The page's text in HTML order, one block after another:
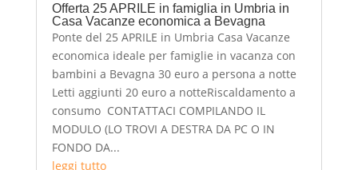
Offerta 25 APRILE in famiglia in Umbria in
Casa Vacanze economica a Bevagna
Ponte del 25 APRILE in Umbria Casa Vacanze
economica ideale per famiglie in vacanza con
bambini a Bevagna 30 euro a persona a notte
Letti aggiunti 20 euro a notteRiscaldamento a
consumo CONTATTACI COMPILANDO IL
MODULO (LO TROVI A DESTRA DA PC O IN
FONDO DA...
leggi tutto